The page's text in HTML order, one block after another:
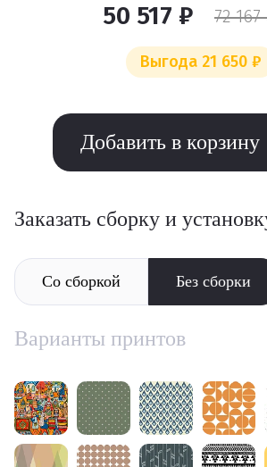
50 517 ₽ 72 167
Выгода 21 650 ₽
Добавить в корзину
Заказать сборку и
Со сборкой Без сборки
Варианты принтов